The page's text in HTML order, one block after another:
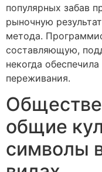
популярных забав
рыночную
метода.
составляющую,
некогда
переживания.
общие
символы